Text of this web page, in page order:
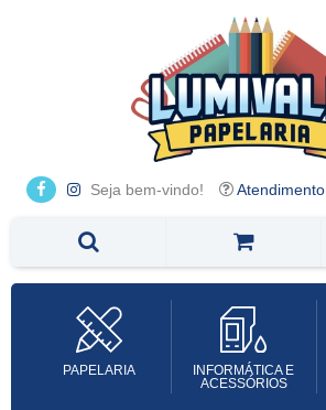
Seja bem-vindo! Atendimento
PAPELARIA
INFORMÁTICA E
ACESSÓRIOS